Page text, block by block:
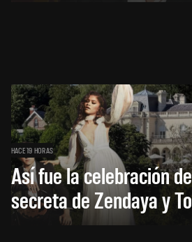
HACE 19 HORAS
Así fue la celebración
secreta de Zendaya y